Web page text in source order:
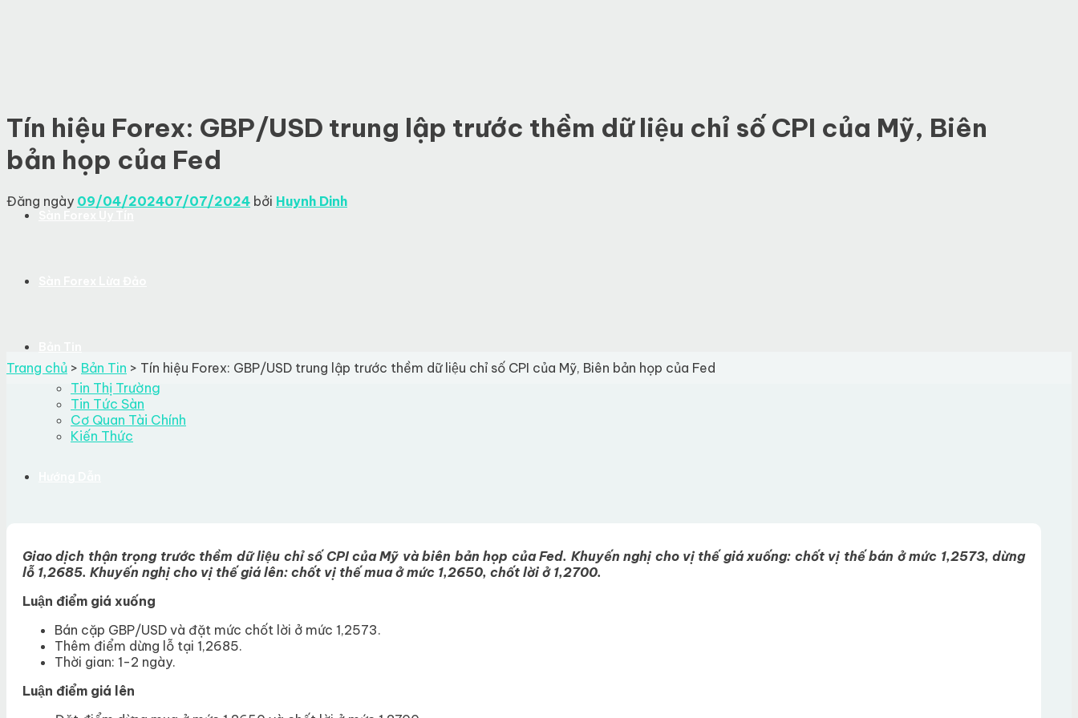
Tin Thị Trường
Tin Tức Sàn
Cơ Quan Tài Chính
Kiến Thức
Độ uy tín
Quy trình đánh giá
Search for:
Tín hiệu Forex: GBP/USD trung lập trước thềm dữ liệu chỉ số CPI của Mỹ, Biên
bản họp của Fed
Đăng ngày 09/04/202407/07/2024 bởi Huynh Dinh
Trang chủ > Bản Tin > Tín hiệu Forex: GBP/USD trung lập trước thềm dữ liệu chỉ số CPI của Mỹ, Biên bản họp của Fed
Giao dịch thận trọng trước thềm dữ liệu chỉ số CPI của Mỹ và biên bản họp của Fed. Khuyến nghị cho vị thế giá xuống: chốt vị thế bán ở mức 1,2573, dừng
lỗ 1,2685. Khuyến nghị cho vị thế giá lên: chốt vị thế mua ở mức 1,2650, chốt lời ở 1,2700.
Luận điểm giá xuống
Bán cặp GBP/USD và đặt mức chốt lời ở mức 1,2573.
Thêm điểm dừng lỗ tại 1,2685.
Thời gian: 1-2 ngày.
Luận điểm giá lên